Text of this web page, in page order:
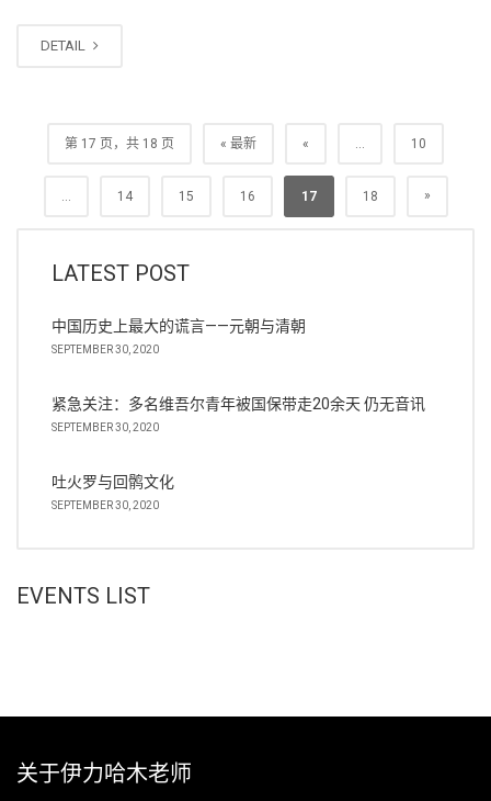
DETAIL
第 17 页，共 18 页 « 最新 « 10
14 15 16 17 18 »
LATEST POST
中国历史上最大的谎言——元朝与清朝
SEPTEMBER 30, 2020
紧急关注：多名维吾尔青年被国保带走20余天 仍无音讯
SEPTEMBER 30, 2020
吐火罗与回鹘文化
SEPTEMBER 30, 2020
EVENTS LIST
关于伊力哈木老师